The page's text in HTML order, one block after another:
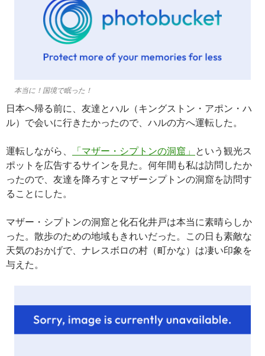
本当に！国境で眠った！
日本へ帰る前に、友達とハル（キングストン・アポン・ハ
ル）で会いに行きたかったので、ハルの方へ運転した。
運転しながら、 「マザー・シプトンの洞窟」
という観光ス
ポットを広告するサインを見た。何年間も私は訪問したか
ったので、友達を降ろすとマザーシプトンの洞窟を訪問す
ることにした。
マザー・シプトンの洞窟と化石化井戸は本当に素晴らしか
った。散歩のための地域もきれいだった。この日も素敵な
天気のおかげで、ナレスボロの村（町かな）は凄い印象を
与えた。